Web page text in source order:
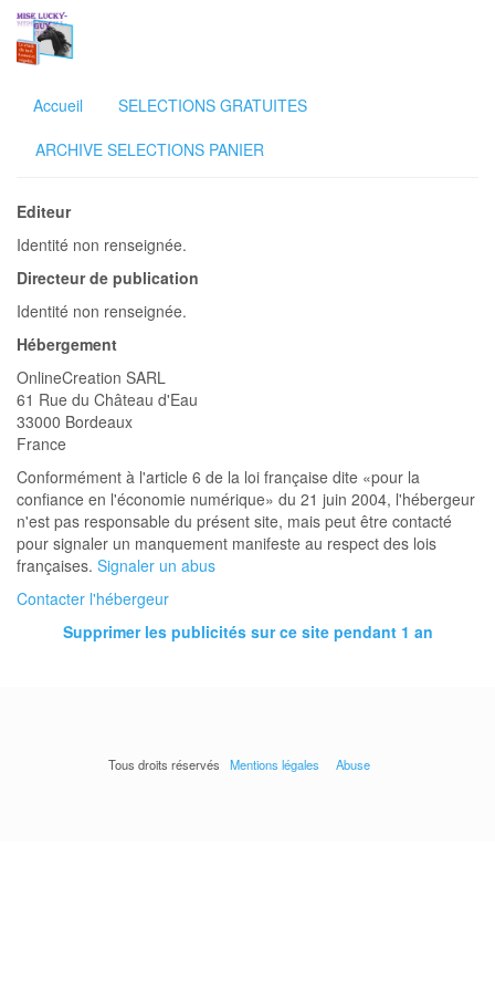
Accueil
SELECTIONS GRATUITES
ARCHIVE SELECTIONS PANIER
Editeur
Identité non renseignée.
Directeur de publication
Identité non renseignée.
Hébergement
OnlineCreation SARL
61 Rue du Château d'Eau
33000 Bordeaux
France
Conformément à l'article 6 de la loi française dite «pour la
confiance en l'économie numérique» du 21 juin 2004, l'hébergeur
n'est pas responsable du présent site, mais peut être contacté
pour signaler un manquement manifeste au respect des lois
françaises. Signaler un abus
Contacter l'hébergeur
Supprimer les publicités sur ce site pendant 1 an
Tous droits réservés Mentions légales Abuse